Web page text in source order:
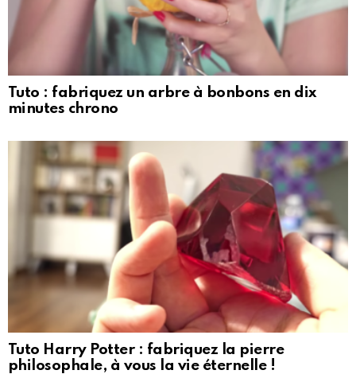
Tuto : fabriquez un arbre à bonbons en dix
minutes chrono
Tuto Harry Potter : fabriquez la pierre
philosophale, à vous la vie éternelle !